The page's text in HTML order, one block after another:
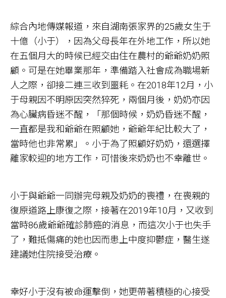
綜合內地傳媒報道，來自湖南張家界的25歲女生于
十億（小于），因為父母長年在外地工作，所以她
在五個月大的時候已經交由住在農村的爺爺奶奶照
顧。可是在她畢業那年，準備踏入社會成為職場新
人之際，卻接二連三收到噩耗。在2018年12月，小
于母親因不明原因突然猝死，兩個月後，奶奶亦因
為心臟病昏迷不醒，「那個時候，奶奶昏迷不醒，
一直都是我和爺爺在照顧她，爺爺年紀比較大了，
當時他也非常累」。小于為了照顧好奶奶，還選擇
離家較迎的地方工作，可惜後來奶奶也不幸離世。
小于與爺爺一同辦完母親及奶奶的喪禮，在喪親的
復原道路上康復之際，接著在2019年10月，又收到
當時86歲爺爺確診肺癌的消息，而這次小于也失手
了，難抵傷痛的她也因而患上中度抑鬱症，醫生遂
建議她住院接受治療。
幸好小于沒有被命運擊倒，她更帶著積極的心接受